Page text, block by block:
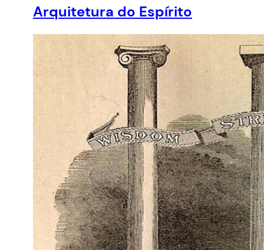
Arquitetura do Espírito